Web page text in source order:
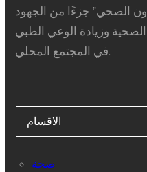
الصحي” جزءًا من الجهود
وزيادة الوعي الطبي
في المجتمع المحلي.
الاقسام
صحة